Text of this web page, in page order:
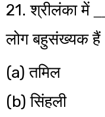
21.श्रीलंका में
लोग बहुसंख्यक हैं
(a)तमिल
(b)सिंहली